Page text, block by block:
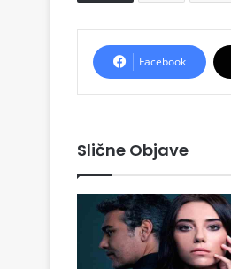
Facebook
Slične Objave